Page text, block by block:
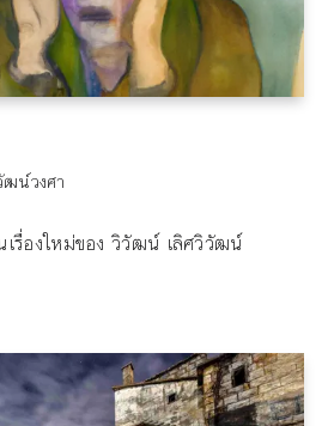
น์วงศา
เรื่องใหม่ของ วิวัฒน์ เลิศวิวัฒน์